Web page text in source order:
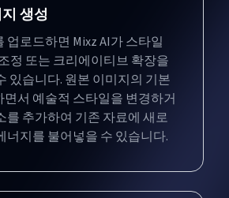
생성
업로드하면 Mixz AI가 스타일
정 또는 크리에이티브 확장을
있습니다. 원본 이미지의 기본
서 예술적 스타일을 변경하거
를 추가하여 기존 자료에 새로
너지를 불어넣을 수 있습니다.